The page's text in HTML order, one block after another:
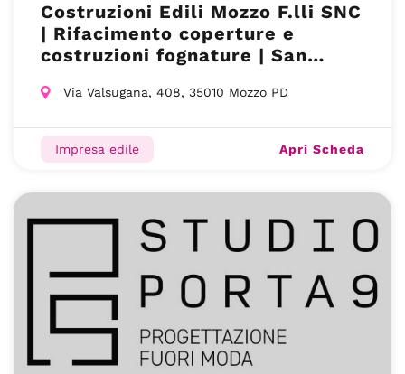
Costruzioni Edili Mozzo F.lli SNC
| Rifacimento coperture e
costruzioni fognature | San
Via Valsugana, 408, 35010 Mozzo PD
Impresa edile Apri Scheda